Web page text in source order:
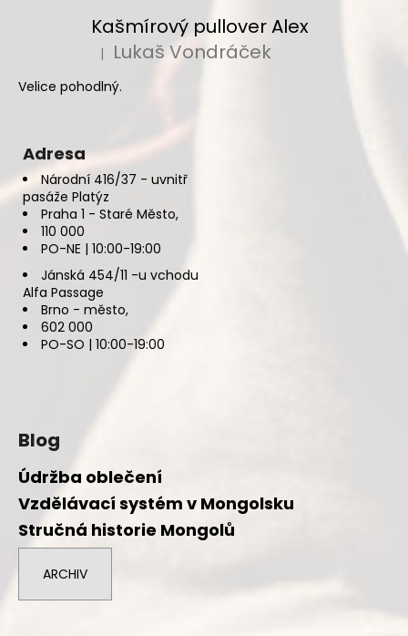
Kašmírový pullover Alex
Hodnocení produktu je 5 z 5 hvězdiček.
| Lukaš Vondráček
Velice pohodlný.
Adresa
Národní 416/37 - uvnitř
pasáže Platýz
Praha 1 - Staré Město,
110 000
PO-NE | 10:00-19:00
Jánská 454/11 -u vchodu
Alfa Passage
Brno - město,
602 000
PO-SO | 10:00-19:00
Blog
Údržba oblečení
Vzdělávací systém v Mongolsku
Stručná historie Mongolů
ARCHIV